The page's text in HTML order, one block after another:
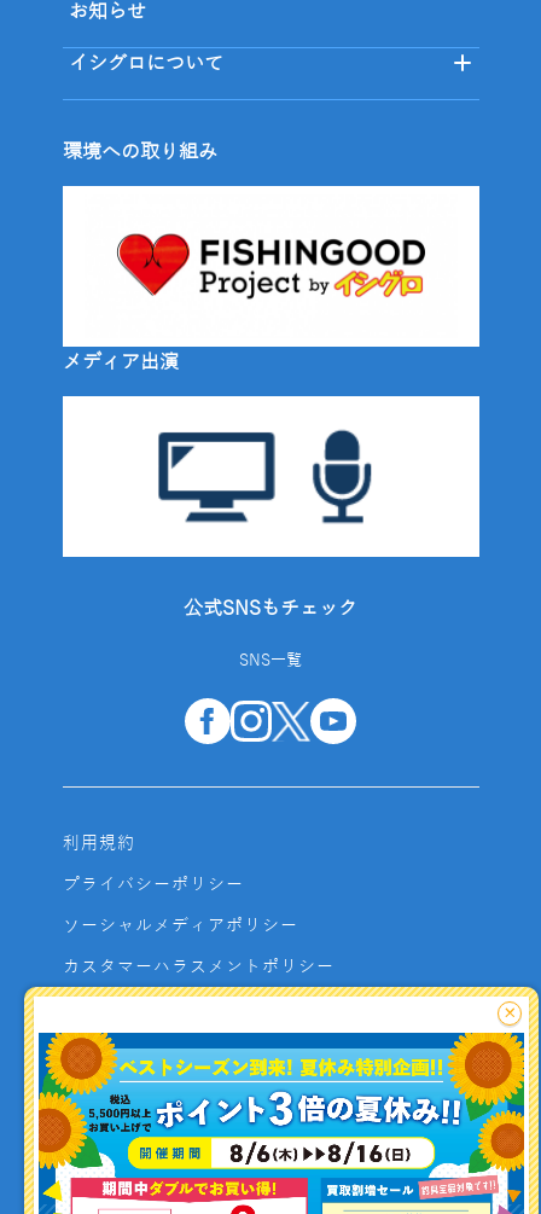
釣り情報を
お知らせ
イシグロについて
環境への取り組み
メディア出演
公式SNSもチェック
SNS一覧
利用規約
プライバシーポリシー
ソーシャルメディアポリシー
カスタマーハラスメントポリシー
よくあるご質問
お問い合わせ
利用者資金の保全方法
×